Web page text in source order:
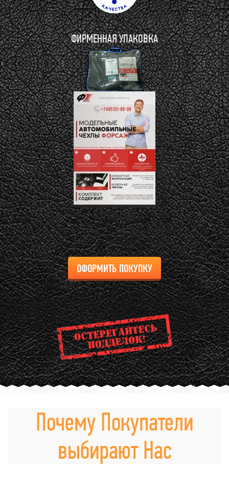
ФИРМЕННАЯ УПАКОВКА
ОФОРМИТЬ ПОКУПКУ
Почему Покупатели
выбирают Нас